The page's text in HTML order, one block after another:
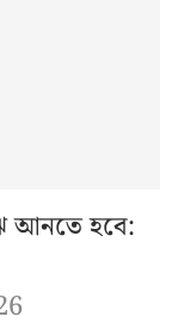
আনতে হবে: